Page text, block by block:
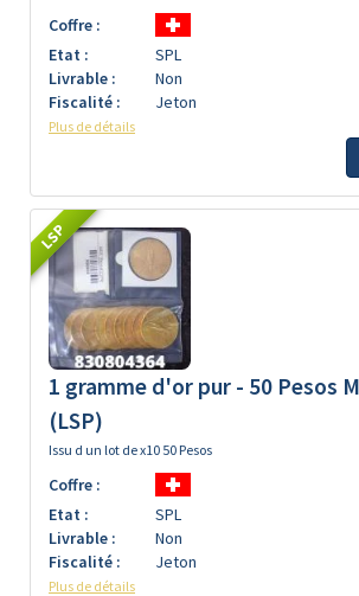
Coffre :
Etat :
SPL
Livrable :
Non
Fiscalité :
Jeton
Plus de détails
LSP
1 gramme d'or pur - 50 Pesos
(LSP)
Issu d un lot de x10 50 Pesos
Coffre :
Etat :
SPL
Livrable :
Non
Fiscalité :
Jeton
Plus de détails